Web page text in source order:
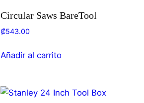
Circular Saws BareTool
₡543.00
Añadir al carrito